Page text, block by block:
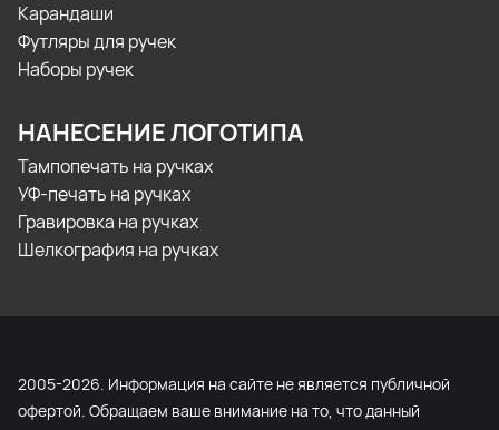
Карандаши
Футляры для ручек
Наборы ручек
НАНЕСЕНИЕ ЛОГОТИПА
Тампопечать на ручках
УФ-печать на ручках
Гравировка на ручках
Шелкография на ручках
2005-2026. Информация на сайте не является публичной
офертой. Обращаем ваше внимание на то, что данный